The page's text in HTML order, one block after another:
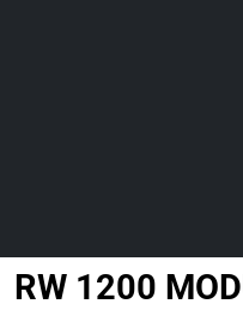
RW 1200